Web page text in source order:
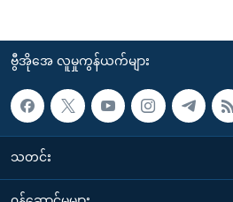
ဗွီအိုအေ လူမှုကွန်ယက်များ
သတင်း